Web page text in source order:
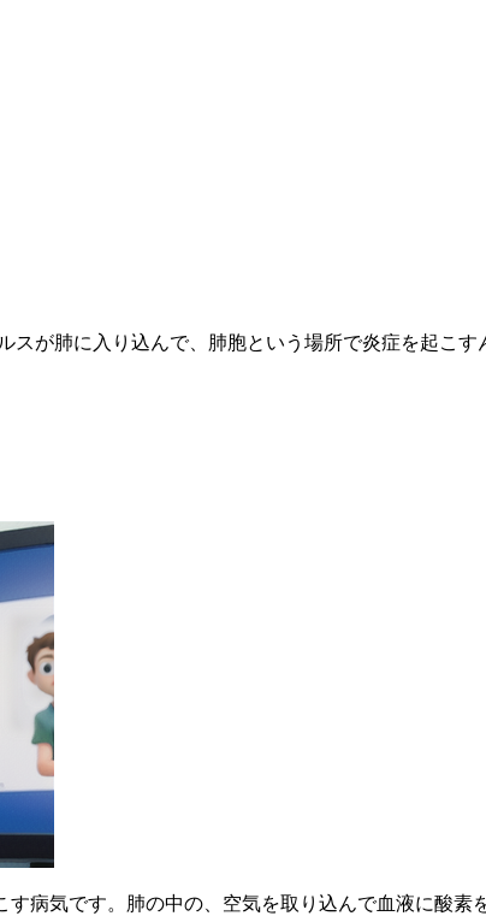
が肺に入り込んで、肺胞という場所で炎症を起こ
す病気です。肺の中の、空気を取り込んで血液に酸素